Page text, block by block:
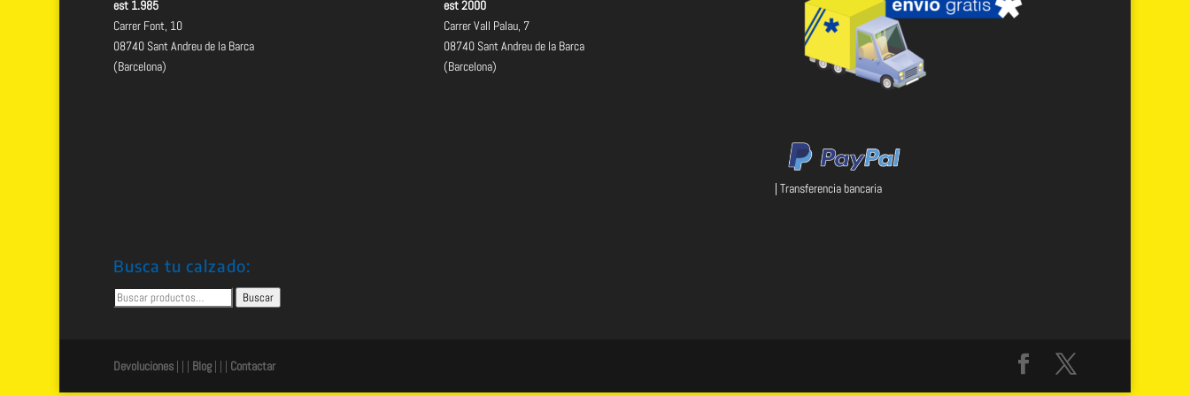
est 1.985
Carrer Font, 10
08740 Sant Andreu de la Barca
(Barcelona)
Busca tu calzado:
Buscar
Buscar
est 2000
Carrer Vall Palau, 7
08740 Sant Andreu de la Barca
(Barcelona)
| Transferencia bancaria
Devoluciones| | | Blog| | | Contactar